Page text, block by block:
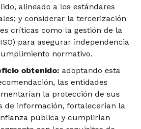
alineado a los estándares
y considerar la tercerización
críticas como la gestión de la
para asegurar independencia
normativo.
obtenido: adoptando esta
las entidades
la protección de sus
de información, fortalecerían la
pública y cumplirían